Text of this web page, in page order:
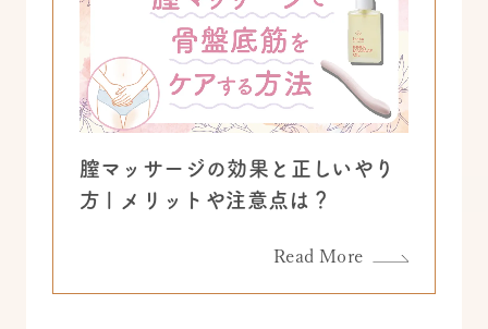
膣マッサージの効果と正しいやり
方 | メリットや注意点は？
Read More